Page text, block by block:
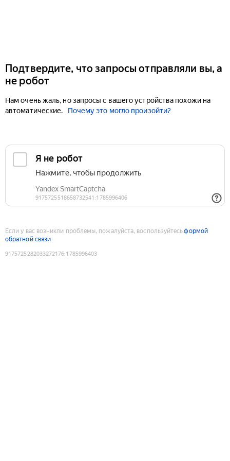
Подтвердите, что запросы отправляли вы, а
не робот
Нам очень жаль, но запросы с вашего устройства похожи на
автоматические.
Почему это могло произойти?
Если у вас возникли проблемы, пожалуйста, воспользуйтесьформой
обратной связи
9175725282033272176:1785996403